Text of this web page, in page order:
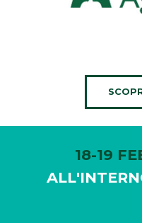
18-19